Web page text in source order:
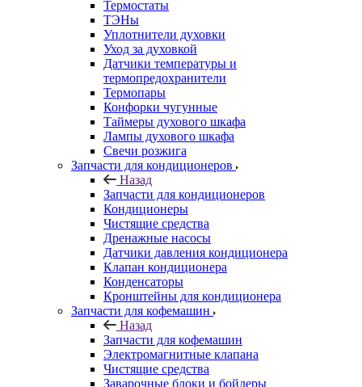
Термостаты
ТЭНы
Уплотнители духовки
Уход за духовкой
Датчики температуры и
термопредохранители
Термопары
Конфорки чугунные
Таймеры духового шкафа
Лампы духового шкафа
Свечи розжига
Запчасти для кондиционеров
Назад
Запчасти для кондиционеров
Кондиционеры
Чистящие средства
Дренажные насосы
Датчики давления кондиционера
Клапан кондиционера
Конденсаторы
Кронштейны для кондиционера
Запчасти для кофемашин
Назад
Запчасти для кофемашин
Электромагнитные клапана
Чистящие средства
Заварочные блоки и бойлеры